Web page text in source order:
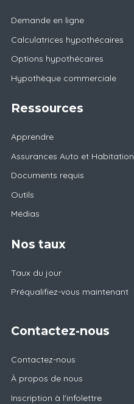
Demande en ligne
Calculatrices hypothécaires
Options hypothécaires
Hypothèque commerciale
Ressources
Apprendre
Assurances Auto et Habitation
Documents requis
Outils
Médias
Nos taux
Taux du jour
Préqualifiez-vous maintenant
Contactez-nous
Contactez-nous
À propos de nous
Inscription à l'infolettre